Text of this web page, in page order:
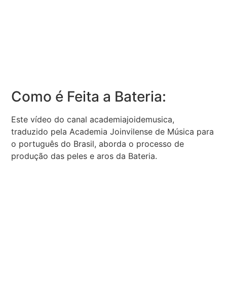
Como é Feita a Bateria:
Este vídeo do canal academiajoidemusica,
traduzido pela Academia Joinvilense de Música para
o português do Brasil, aborda o processo de
produção das peles e aros da Bateria.